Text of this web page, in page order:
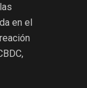
en el